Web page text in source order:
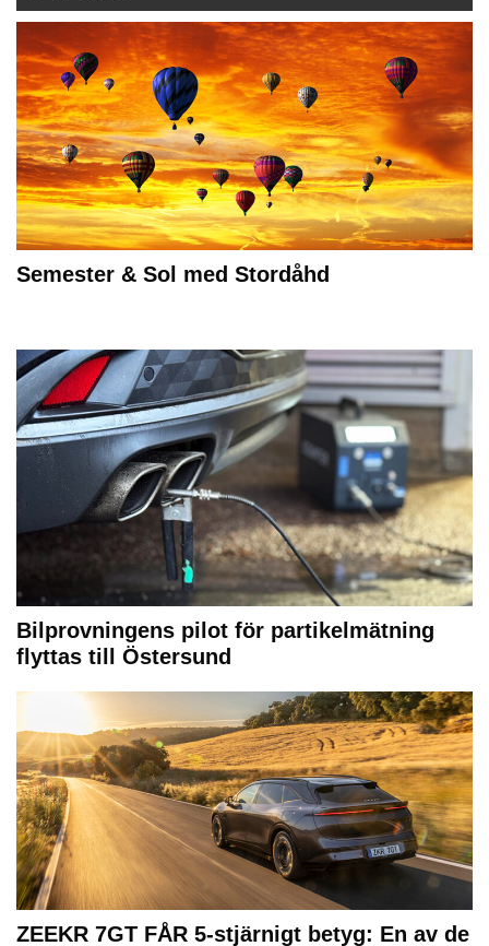
Semester & Sol med Stordåhd
Bilprovningens pilot för partikelmätning
flyttas till Östersund
ZEEKR 7GT FÅR 5-stjärnigt betyg: En av de